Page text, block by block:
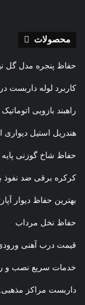
محصولات
حفاظ پنجره مدل گل
کاربرد لوله داربست
راهبند بازویی
هندریل استیل دیواری
حفاظ شاخ گوزنی پایه
کرکره برقی ضد نفوذ
بهترین حفاظ دیوار
حفاظ نخل مرداب
قیمت درب آهنی
خدمات سریع نصب و
داربست مراکز